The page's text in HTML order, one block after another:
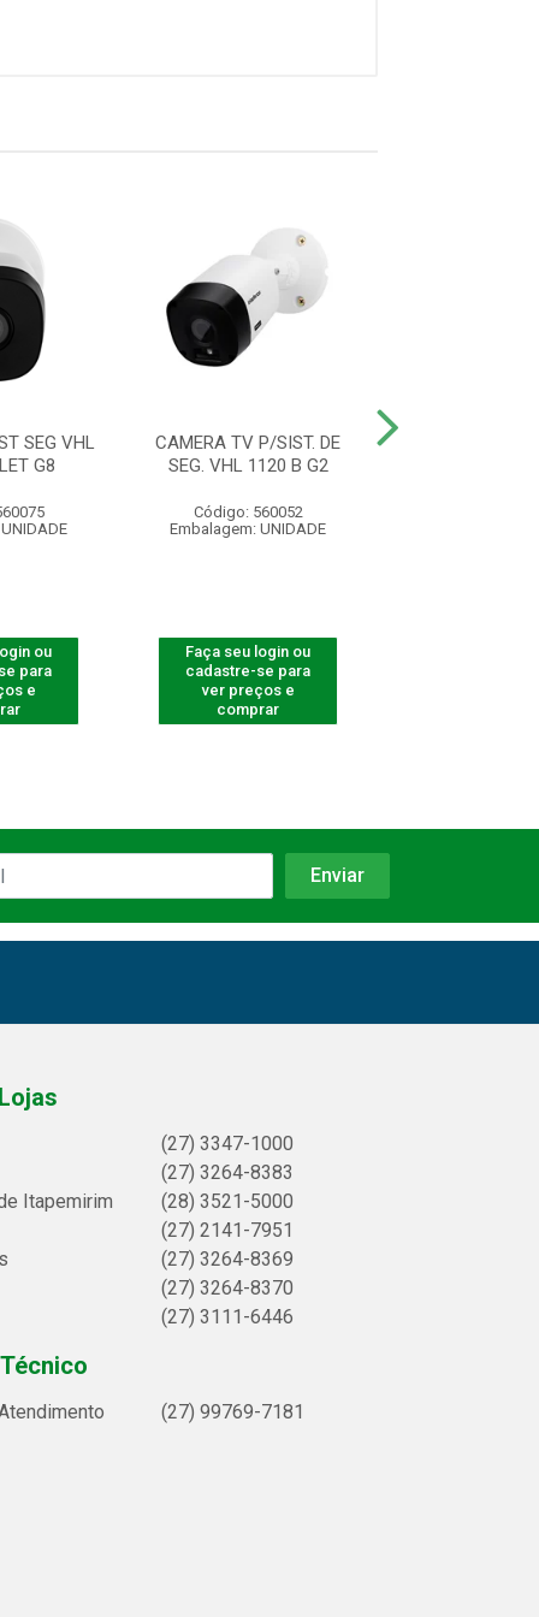
SEG VHL
G8
ou
para
e
CAMERA TV P/SIST. DE
SEG. VHL 1120 B G2
Código: 560052
Embalagem: UNIDADE
Faça seu login ou
cadastre-se para
ver preços e
comprar
(27) 3347-1000
(27) 3264-8383
Itapemirim
(28) 3521-5000
(27) 2141-7951
(27) 3264-8369
(27) 3264-8370
(27) 3111-6446
(27) 99769-7181